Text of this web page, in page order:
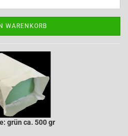
WARENKORB
grün ca. 500 gr